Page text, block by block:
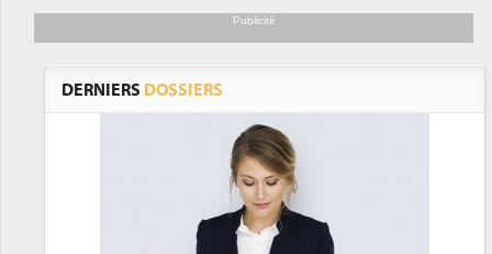
Publicité
DERNIERS DOSSIERS